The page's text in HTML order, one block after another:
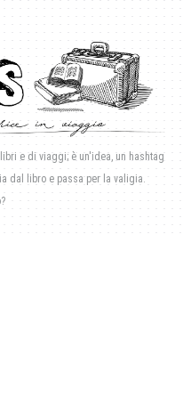
e di viaggi; è un'idea, un hashtag
dal libro e passa per la valigia.